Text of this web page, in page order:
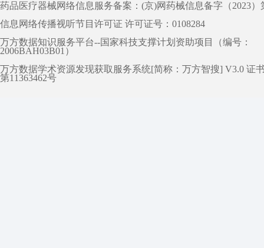
药品医疗器械网络信息服务备案：(京)网药械信息备字（2023）
信息网络传播视听节目许可证 许可证号：0108284
万方数据知识服务平台--国家科技支撑计划资助项目（编号：
2006BAH03B01）
万方数据学术资源发现获取服务系统[简称：万方智搜] V3.0 证
第11363462号